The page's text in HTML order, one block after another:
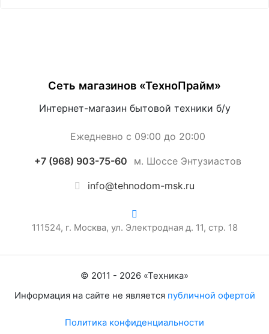
Сеть магазинов «ТехноПрайм»
Интернет-магазин бытовой техники б/у
Ежедневно с 09:00 до 20:00
+7 (968) 903-75-60 м. Шоссе Энтузиастов
info@tehnodom-msk.ru
111524, г. Москва, ул. Электродная д. 11, стр. 18
© 2011 - 2026 «Техника»
Информация на сайте не является публичной офертой
Политика конфиденциальности